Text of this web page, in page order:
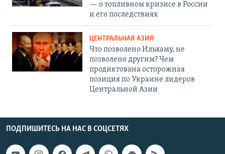
— о топливном кризисе в России
и его последствиях
ЦЕНТРАЛЬНАЯ АЗИЯ
Что позволено Ильхаму, не
позволено другим? Чем
продиктована осторожная
позиция по Украине лидеров
Центральной Азии
ПОДПИШИТЕСЬ НА НАС В СОЦСЕТЯХ